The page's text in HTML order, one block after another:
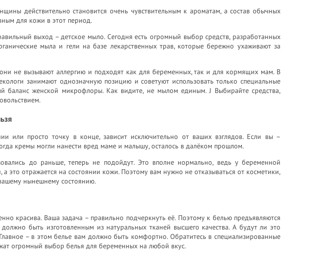
действительно становится очень чувствительным к ароматам, а состав обычных
для кожи в этот период.
выход – детское мыло. Сегодня есть огромный выбор средств, разработанных
мыла и гели на базе лекарственных трав, которые бережно ухаживают за
не вызывают аллергию и подходят как для беременных, так и для кормящих мам. В
занимают однозначную позицию и советуют использовать только специальные
баланс женской микрофлоры. Как видите, не мылом единым. J Выбирайте средства,
или просто точку в конце, зависит исключительно от ваших взглядов. Если вы –
кремы могли нанести вред маме и малышу, осталось в далёком прошлом.
до раньше, теперь не подойдут. Это вполне нормально, ведь у беременной
отражается на состоянии кожи. Поэтому вам нужно не отказываться от косметики,
нынешнему состоянию.
красива. Ваша задача – правильно подчеркнуть её. Поэтому к белью предъявляются
быть изготовленным из натуральных тканей высшего качества. А будут ли это
– в этом белье вам должно быть комфортно. Обратитесь в специализированные
огромный выбор белья для беременных на любой вкус.